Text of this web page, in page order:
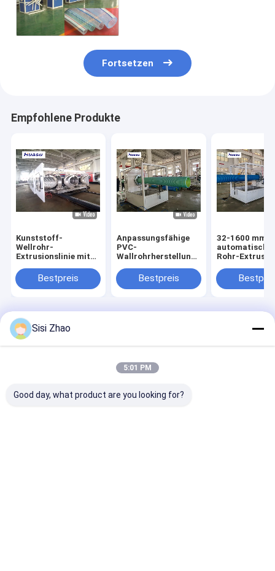
Fortsetzen
Empfohlene Produkte
Kunststoff-
Wellrohr-
Extrusionslinie mit
Rohrdurchmesser,
ausgestattet mit
hocheffizienter
Kühlung
Bestpreis
Anpassungsfähige
PVC-
Wallrohrherstellungslinie
von 60-2000 kg/h
und einem
Online-Belling
Bestpreis
32-1600 mm
automatische
Rohr-
System für die
Produktion
Startseite
Fabrik.Copyright © 2026 Shandong Huasu Plastic Technology Co.,
Ltd. All Rights Reserved.
Sisi Zhao
5:01 PM
Good day, what product are you looking for?